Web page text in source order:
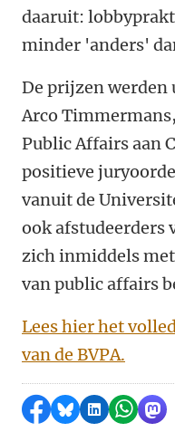
daaruit:
minder 'anders'
De prijzen
Arco
Public Affairs aan
positieve
vanuit de
ook afstudeerders
zich inmiddels
van public affairs
Lees hier het
van de BVPA.
Delen op Facebook
Delen viaDelen op
Delen